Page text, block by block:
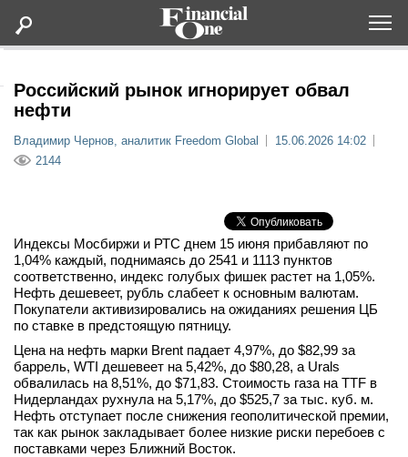
Статьи
Мероприятия
Новости
Интервью
вконтакте
телеграм
Российский рынок игнорирует обвал
нефти
Владимир Чернов, аналитик Freedom Global
15.06.2026 14:02
2144
Индексы Мосбиржи и РТС днем 15 июня прибавляют по
1,04% каждый, поднимаясь до 2541 и 1113 пунктов
соответственно, индекс голубых фишек растет на 1,05%.
Нефть дешевеет, рубль слабеет к основным валютам.
Покупатели активизировались на ожиданиях решения ЦБ
по ставке в предстоящую пятницу.
Цена на нефть марки Brent падает 4,97%, до $82,99 за
баррель, WTI дешевеет на 5,42%, до $80,28, а Urals
обвалилась на 8,51%, до $71,83. Стоимость газа на TTF в
Нидерландах рухнула на 5,17%, до $525,7 за тыс. куб. м.
Нефть отступает после снижения геополитической премии,
так как рынок закладывает более низкие риски перебоев с
поставками через Ближний Восток.